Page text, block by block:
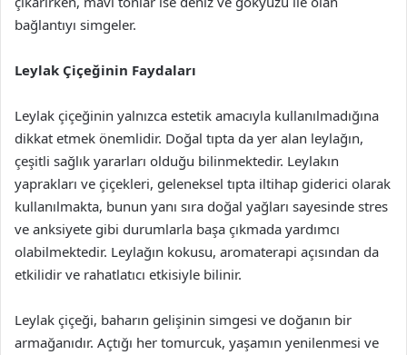
bağlantıyı simgeler.
Leylak Çiçeğinin Faydaları
Leylak çiçeğinin yalnızca estetik amacıyla kullanılmadığına
dikkat etmek önemlidir. Doğal tıpta da yer alan leylağın,
çeşitli sağlık yararları olduğu bilinmektedir. Leylakın
yaprakları ve çiçekleri, geleneksel tıpta iltihap giderici olarak
kullanılmakta, bunun yanı sıra doğal yağları sayesinde stres
ve anksiyete gibi durumlarla başa çıkmada yardımcı
olabilmektedir. Leylağın kokusu, aromaterapi açısından da
etkilidir ve rahatlatıcı etkisiyle bilinir.
Leylak çiçeği, baharın gelişinin simgesi ve doğanın bir
armağanıdır. Açtığı her tomurcuk, yaşamın yenilenmesi ve